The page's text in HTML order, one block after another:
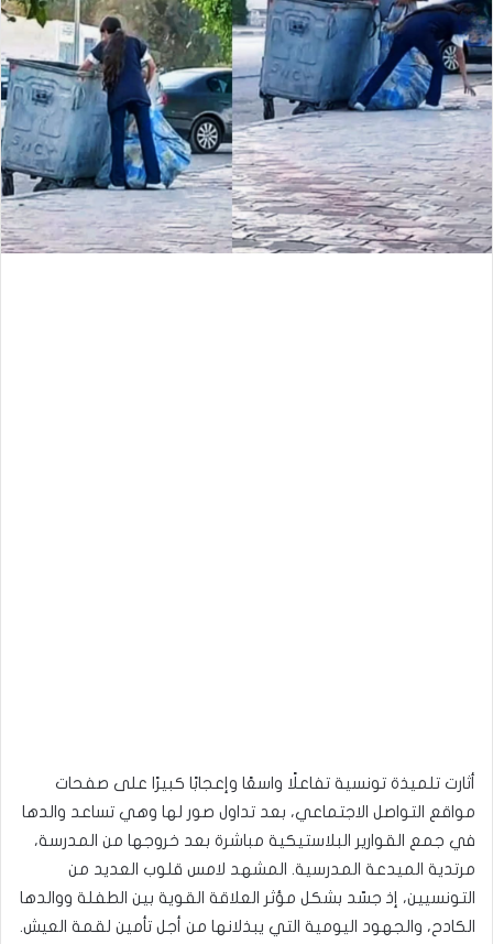
أثارت تلميذة تونسية تفاعلًا واسعًا وإعجابًا كبيرًا على صفحات
مواقع التواصل الاجتماعي، بعد تداول صور لها وهي تساعد والدها
في جمع القوارير البلاستيكية مباشرة بعد خروجها من المدرسة،
مرتدية الميدعة المدرسية. المشهد لامس قلوب العديد من
التونسيين، إذ جسّد بشكل مؤثر العلاقة القوية بين الطفلة ووالدها
الكادح، والجهود اليومية التي يبذلانها من أجل تأمين لقمة العيش.